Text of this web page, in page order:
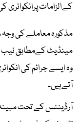
کےالزامات
مذکورہ معاملے کی وجہ
مینڈیٹ کےمطابق نیب
وہ ایسے جرائم کی
آتےہیں۔
آرڈیننس کے تحت